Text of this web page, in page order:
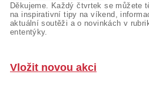
Děkujeme. Každý čtvrtek se můžete
na inspirativní tipy na víkend,
aktuální soutěži a o novinkách v
ententýky.
Vložit novou akci